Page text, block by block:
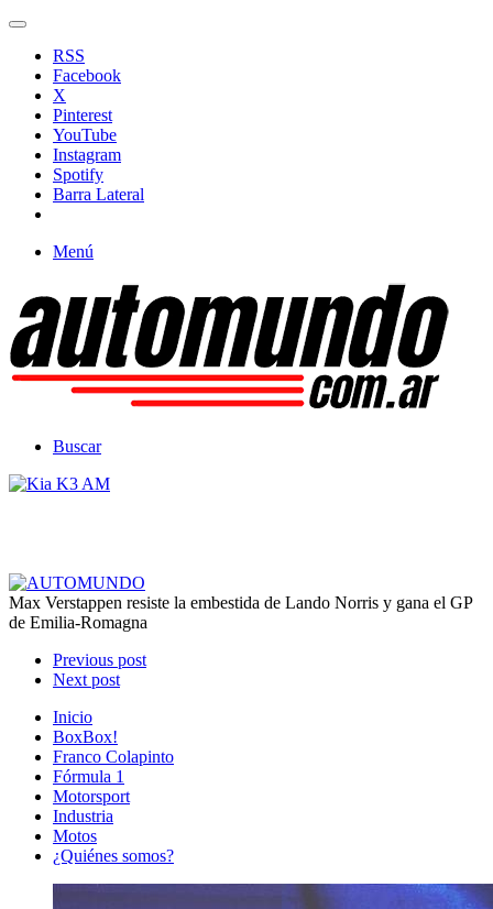
RSS
Facebook
X
Pinterest
YouTube
Instagram
Spotify
Barra Lateral
Menú
Buscar
Max Verstappen resiste la embestida de Lando Norris y gana el GP
de Emilia-Romagna
Previous post
Next post
Inicio
BoxBox!
Franco Colapinto
Fórmula 1
Motorsport
Industria
Motos
¿Quiénes somos?